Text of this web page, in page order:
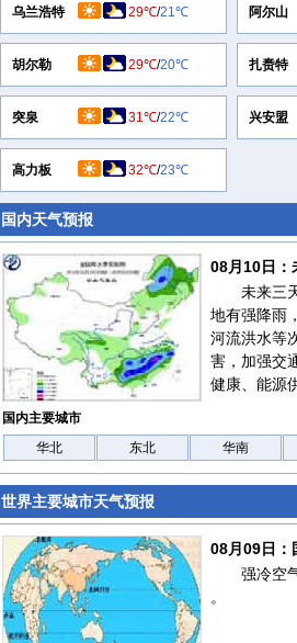
乌兰浩特 29℃/21℃ 阿尔山
胡尔勒 29℃/20℃ 扎赉特
突泉 31℃/22℃ 兴安盟
高力板 32℃/23℃
国内天气预报
08月10日：
未来三
地有强降雨
河流洪水等
害，加强交
健康、能源
国内主要城市
华北
东北 华南
世界主要城市天气预报
08月09日：
强冷空
。